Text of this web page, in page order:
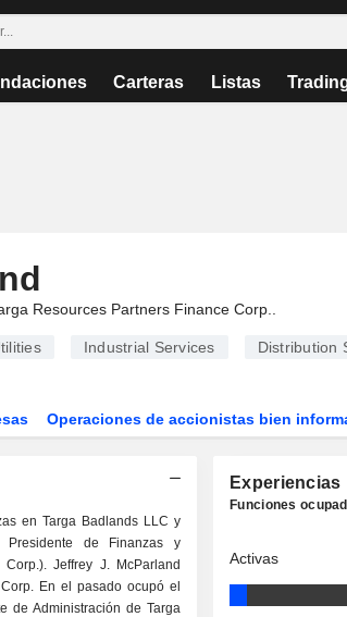
Carteras Listas
Resources Partners Finance Corp.
Industrial Services Distribution
Operaciones de accionistas bien
en Targa Badlands LLC y
Presidente de Finanzas y
Jeffrey J. McParland
En el pasado ocupó el
de Administración de Targa
Experiencias
Funciones
Activas